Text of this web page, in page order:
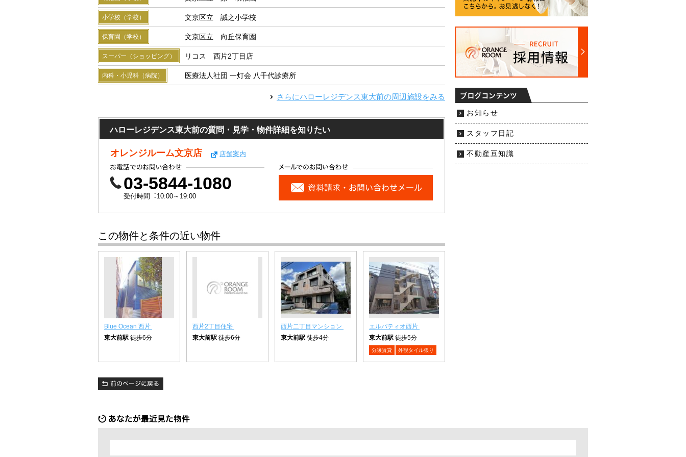
小学校（学校） 文京区立 誠之小学校
保育園（学校） 文京区立 向丘保育園
スーパー（ショッピング） リコス 西片2丁目店
内科・小児科（病院） 医療法人社団 一灯会 八千代診療所
さらにハローレジデンス東大前の周辺施設をみる
ハローレジデンス東大前の質問・見学・物件詳細を知りたい
オレンジルーム文京店 店舗案内
03-5844-1080
受付時間︓10:00～19:00
この物件と条件の近い物件
Blue Ocean 西片
東大前駅 徒歩6分
西片2丁目住宅
東大前駅 徒歩6分
西片二丁目マンション
東大前駅 徒歩4分
エルパティオ西片
東大前駅 徒歩5分
分譲賃貸 外観タイル張り
お知らせ
スタッフ日記
不動産豆知識